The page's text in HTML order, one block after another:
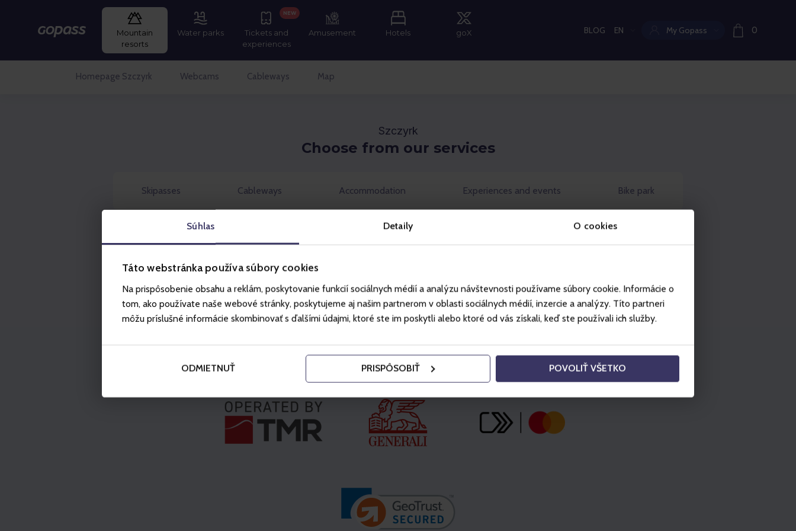
Súhlas Detaily O cookies
Táto webstránka používa súbory cookies
Na prispôsobenie obsahu a reklám, poskytovanie funkcií sociálnych médií a analýzu návštevnosti používame súbory cookie. Informácie o
tom, ako používate naše webové stránky, poskytujeme aj našim partnerom v oblasti sociálnych médií, inzercie a analýzy. Títo partneri
môžu príslušné informácie skombinovať s ďalšími údajmi, ktoré ste im poskytli alebo ktoré od vás získali, keď ste používali ich služby.
ODMIETNUŤ PRISPÔSOBIŤ POVOLIŤ VŠETKO
Gopass
Mountain
resorts
Water parks
Tickets and
experiences
NEW
Amusement Hotels goX BLOG Current language:
EN My Gopass 0
Homepage Szczyrk Webcams Cableways Map
Szczyrk
Choose from our services
Skipasses Cableways Accommodation Experiences and events Bike park
Partners